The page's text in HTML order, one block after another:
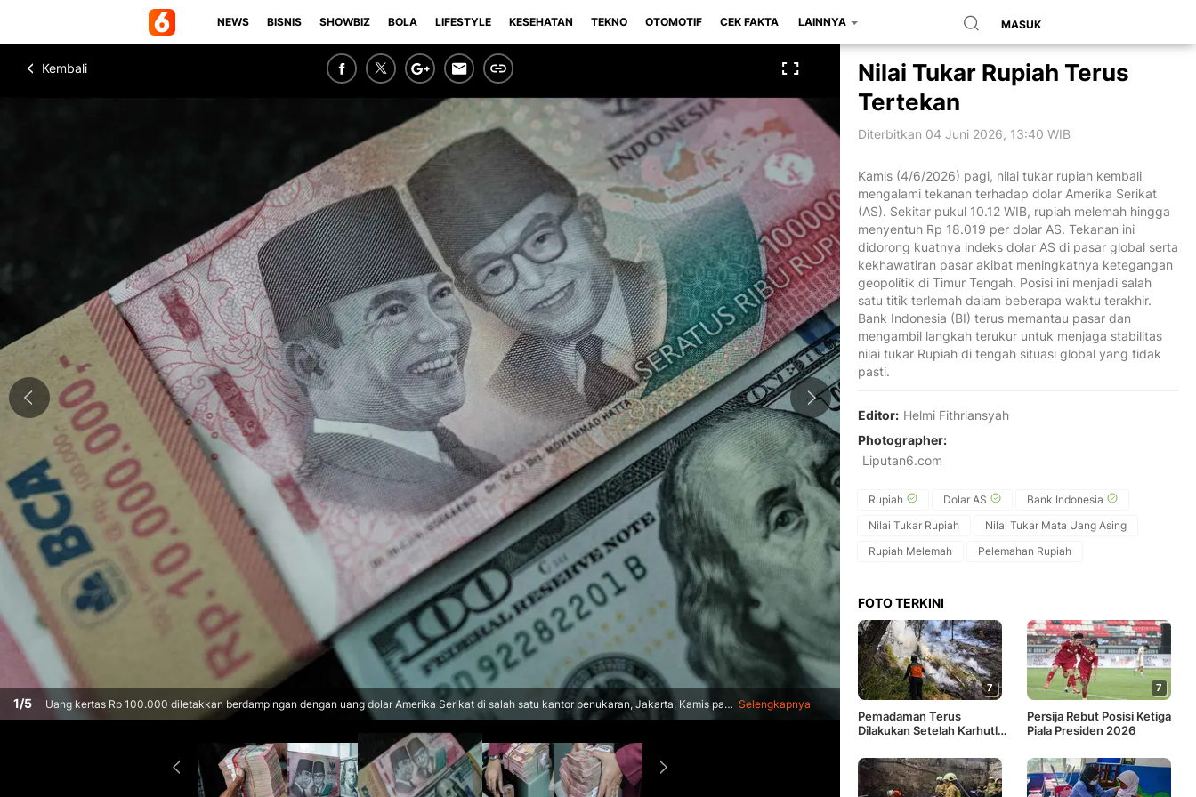
NEWS BISNIS SHOWBIZ BOLA LIFESTYLE KESEHATAN TEKNO OTOMOTIF CEK FAKTA LAINNYA MASUK
1/5
Uang kertas Rp 100.000 diletakkan berdampingan dengan uang dolar Amerika Serikat di salah satu kantor penukaran, Jakarta, Kamis pada
4 Juni 2026. (Yasuyoshi Chiba/AFP)
Selengkapnya
1/5
Karyawan menggunaan mesin untuk menghitung uang
Chiba/AFP)
Nilai Tukar Rupiah Terus
Tertekan
Diterbitkan 04 Juni 2026, 13:40 WIB
Kamis (4/6/2026) pagi, nilai tukar rupiah kembali
mengalami tekanan terhadap dolar Amerika Serikat
(AS). Sekitar pukul 10.12 WIB, rupiah melemah hingga
menyentuh Rp 18.019 per dolar AS. Tekanan ini
didorong kuatnya indeks dolar AS di pasar global serta
kekhawatiran pasar akibat meningkatnya ketegangan
geopolitik di Timur Tengah. Posisi ini menjadi salah
satu titik terlemah dalam beberapa waktu terakhir.
Bank Indonesia (BI) terus memantau pasar dan
mengambil langkah terukur untuk menjaga stabilitas
nilai tukar Rupiah di tengah situasi global yang tidak
pasti.
Editor: Helmi Fithriansyah
Photographer:
Liputan6.com
Rupiah Dolar AS
Bank Indonesia
Nilai Tukar Rupiah
Nilai Tukar Mata Uang Asing
Rupiah Melemah
Pelemahan Rupiah
FOTO TERKINI
7
Pemadaman Terus
Dilakukan Setelah Karhutla
7
Persija Rebut Posisi Ketiga
Piala Presiden 2026